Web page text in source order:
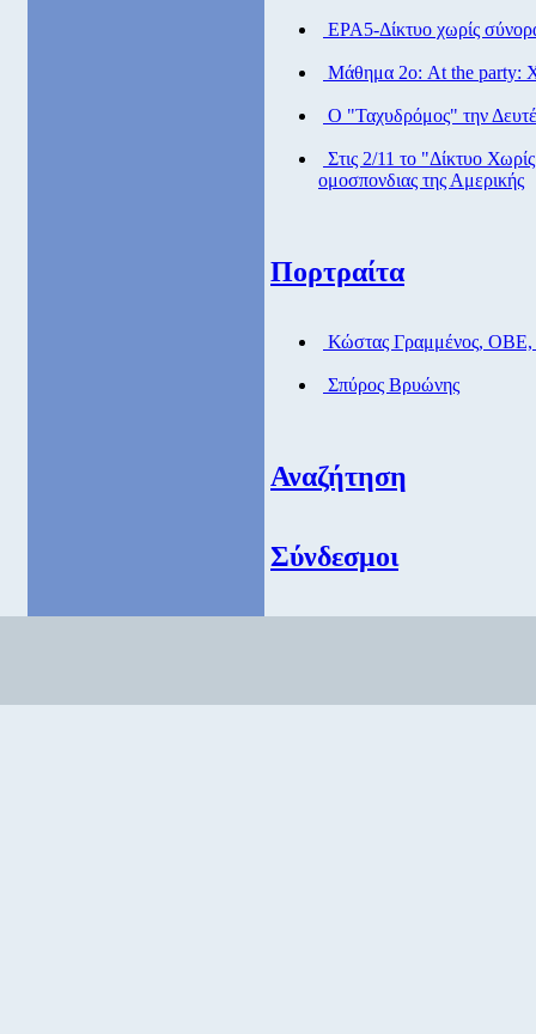
ΕΡΑ5-Δίκτυο χωρίς
Μάθημα 2ο: At the party:
Ο "Ταχυδρόμος" την
Στις 2/11 το "Δίκτυο
ομοσπονδιας της Αμερικής
Πορτραίτα
Κώστας Γραμμένος, ΟΒΕ,
Σπύρος Βρυώνης
Αναζήτηση
Σύνδεσμοι